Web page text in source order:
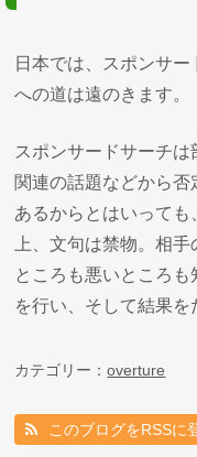
日本では、スポンサ
への道は遠のきます。
スポンサードサーチ
関連の話題などから
あるからとはいって
上、文句は禁物。相
ところも悪いところ
を行い、そして結果を
カテゴリー：overture
このブログをRSSに